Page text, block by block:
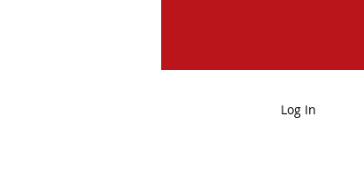
Log In